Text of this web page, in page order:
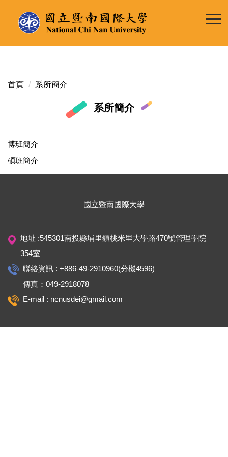
要
區
首頁 系所簡介
系所簡介
博班簡介
碩班簡介
國立暨南國際大學
地址 :545301南投縣埔里鎮桃米里大學路470號管理學院
354室
聯絡資訊 : +886-49-2910960(分機4596)
傳真：049-2918078
E-mail : ncnusdei@gmail.com